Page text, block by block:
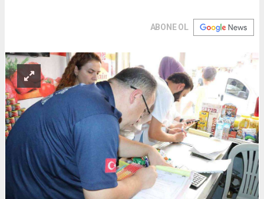
ABONE OL